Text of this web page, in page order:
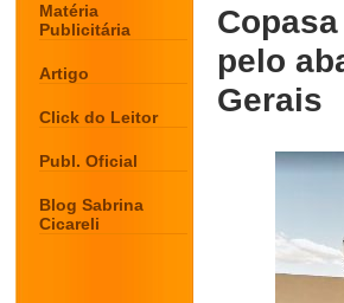
Matéria
Publicitária
Artigo
Click do Leitor
Publ. Oficial
Blog Sabrina
Cicareli
pelo
Gerais